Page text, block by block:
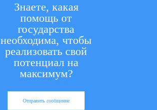
Знаете, какая
помощь от
государства
необходима, чтобы
реализовать свой
потенциал на
максимум?
Отправить сообщение